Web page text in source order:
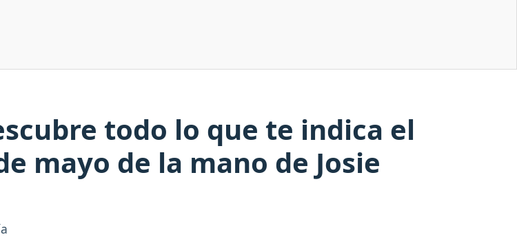
todo lo que te indica el
mayo de la mano de Josie